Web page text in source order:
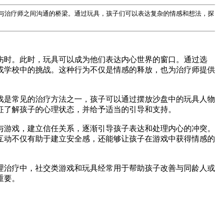
疗师之间沟通的桥梁。通过玩具，孩子们可以表达复杂的情感和想法，探
。此时，玩具可以成为他们表达内心世界的窗口。通过选
校中的挑战。这种行为不仅是情感的释放，也为治疗师提供
常见的治疗方法之一，孩子可以通过摆放沙盘中的玩具人物
解孩子的心理状态，并给予适当的引导和支持。
戏，建立信任关系，逐渐引导孩子表达和处理内心的冲突。
不仅有助于建立安全感，还能够让孩子在游戏中获得情感的
疗中，社交类游戏和玩具经常用于帮助孩子改善与同龄人或
。